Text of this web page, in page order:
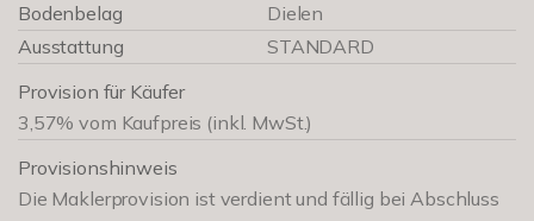
Bodenbelag
Dielen
Ausstattung
STANDARD
Provision für Käufer
3,57% vom Kaufpreis (inkl. MwSt.)
Provisionshinweis
Die Maklerprovision ist verdient und fällig bei Abschluss